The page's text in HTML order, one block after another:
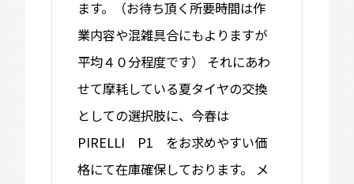
ます。（お待ち頂く所要時間は作
業内容や混雑具合にもよりますが
平均４０分程度です） それにあわ
せて摩耗している夏タイヤの交換
としての選択肢に、今春は
PIRELLI P1 をお求めやすい価
格にて在庫確保しております。 メ